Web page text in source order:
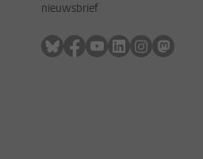
nieuwsbrief
Volg ons op bluesky
Volg ons op facebook
Volg ons op
Volg ons op
Volg ons
Volg